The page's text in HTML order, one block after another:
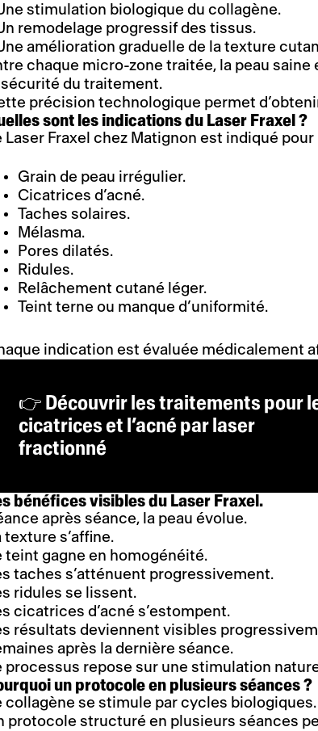
stimulation biologique du collagène.
remodelage progressif des tissus.
amélioration graduelle de la texture
chaque micro-zone traitée, la peau
sécurité du traitement.
précision technologique permet
sont les indications du Laser Fraxel ?
Laser Fraxel chez Matignon est indiqué pour
Grain de peau irrégulier.
Cicatrices d’acné.
Taches solaires.
Mélasma.
Pores dilatés.
Ridules.
Relâchement cutané léger.
Teint terne ou manque d’uniformité.
indication est évaluée médicalement
👉 Découvrir les traitements pour
cicatrices et l’acné par laser
fractionné
bénéfices visibles du Laser Fraxel.
après séance, la peau évolue.
texture s’affine.
teint gagne en homogénéité.
taches s’atténuent progressivement.
ridules se lissent.
cicatrices d’acné s’estompent.
résultats deviennent visibles
après la dernière séance.
processus repose sur une stimulation
un protocole en plusieurs séances ?
collagène se stimule par cycles biologiques.
protocole structuré en plusieurs séances